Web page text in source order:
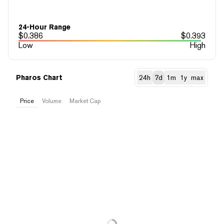
24-Hour Range
$0.386 $0.393
Low
High
Pharos Chart 24h 7d 1m 1y max
Price Volume Market Cap